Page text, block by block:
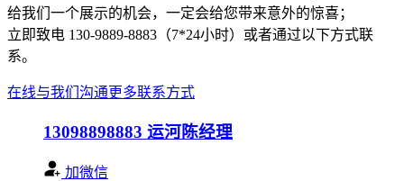
给我们一个展示的机会，一定会给您带来意外的惊喜；
立即致电 130-9889-8883（7*24小时）或者通过以下方式联
系。
在线与我们沟通更多联系方式
13098898883 运河陈经理
加微信